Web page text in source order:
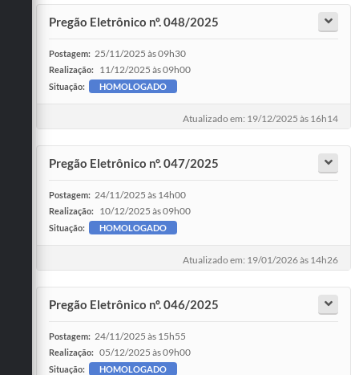
Pregão Eletrônico nº. 048/2025
Postagem: 25/11/2025 às 09h30
Realização: 11/12/2025 às 09h00
Situação: HOMOLOGADO
Atualizado em: 19/12/2025 às 16h14
Pregão Eletrônico n°. 047/2025
Postagem: 24/11/2025 às 14h00
Realização: 10/12/2025 às 09h00
Situação: HOMOLOGADO
Atualizado em: 19/01/2026 às 14h26
Pregão Eletrônico nº. 046/2025
Postagem: 24/11/2025 às 15h55
Realização: 05/12/2025 às 09h00
Situação: HOMOLOGADO